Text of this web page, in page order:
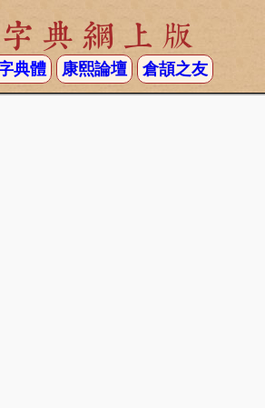
典網上版
典體 康熙論壇 倉頡之友